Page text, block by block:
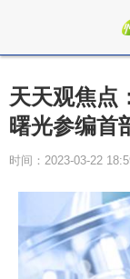
天天观焦点
曙光参编首
时间：2023-03-22